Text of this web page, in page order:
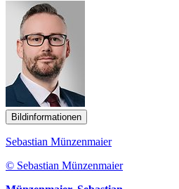
Bildinformationen
Sebastian Münzenmaier
© Sebastian Münzenmaier